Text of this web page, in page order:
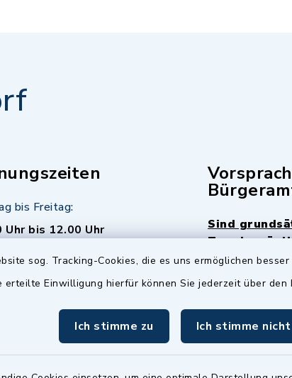
sog. Tracking-Cookies, die es uns ermöglichen
Einwilligung hierfür können Sie jederzeit über den
Ich stimme zu Ich stimme nicht
bis Freitag:
Uhr bis 12.00 Uhr
zusätzlich:
bis 18.00 Uhr - allerdings
Termine sind
- bitte fragen Sie den
Sachbearbeiter)
Sind
Termin
Das
ist